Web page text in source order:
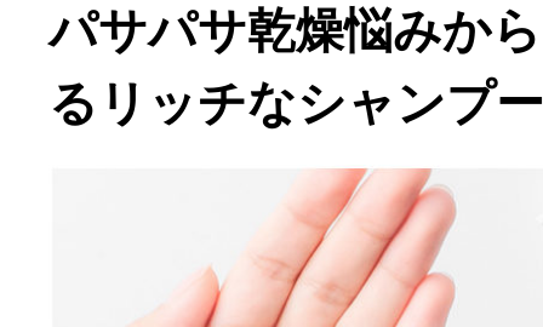
パサパサ乾燥悩みか
るリッチなシャンプ